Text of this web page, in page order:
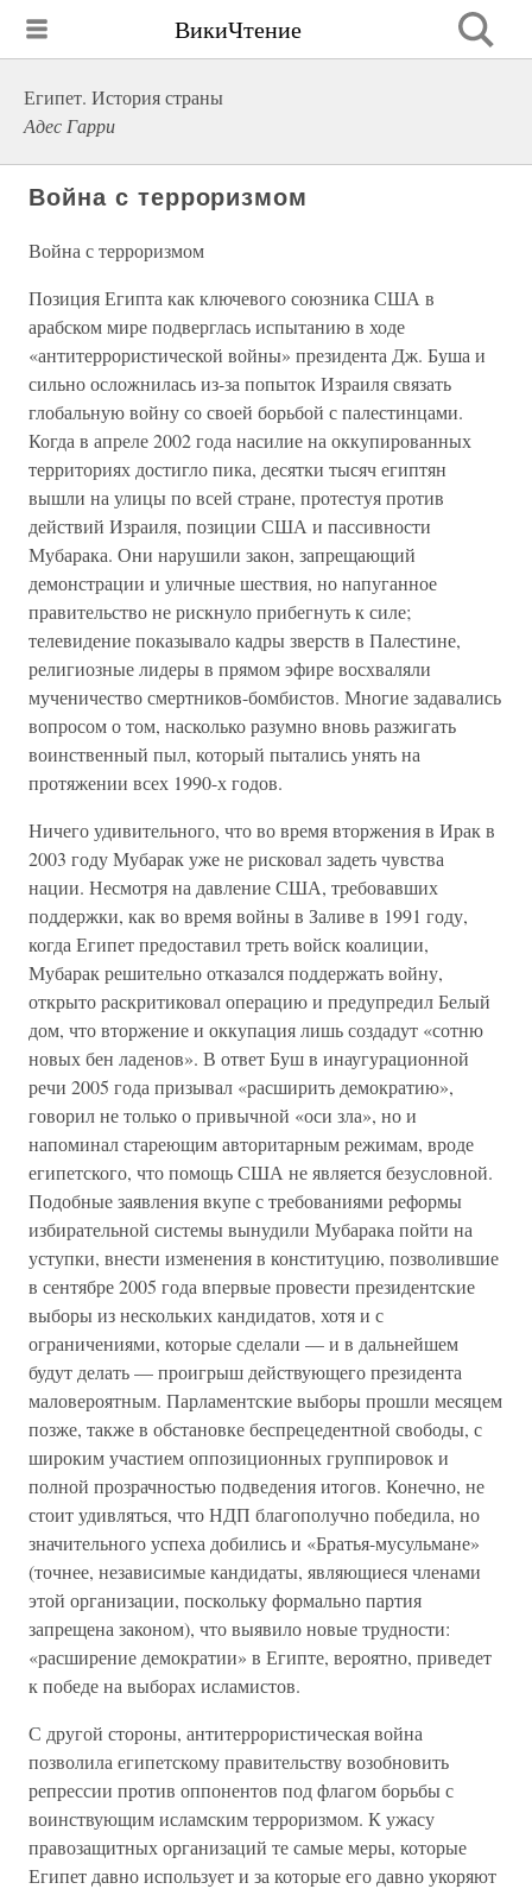
ВикиЧтение
Египет. История страны
Адес Гарри
Война с терроризмом
Война с терроризмом
Позиция Египта как ключевого союзника США в
арабском мире подверглась испытанию в ходе
«антитеррористической войны» президента Дж. Буша и
сильно осложнилась из-за попыток Израиля связать
глобальную войну со своей борьбой с палестинцами.
Когда в апреле 2002 года насилие на оккупированных
территориях достигло пика, десятки тысяч египтян
вышли на улицы по всей стране, протестуя против
действий Израиля, позиции США и пассивности
Мубарака. Они нарушили закон, запрещающий
демонстрации и уличные шествия, но напуганное
правительство не рискнуло прибегнуть к силе;
телевидение показывало кадры зверств в Палестине,
религиозные лидеры в прямом эфире восхваляли
мученичество смертников-бомбистов. Многие задавались
вопросом о том, насколько разумно вновь разжигать
воинственный пыл, который пытались унять на
протяжении всех 1990-х годов.
Ничего удивительного, что во время вторжения в Ирак в
2003 году Мубарак уже не рисковал задеть чувства
нации. Несмотря на давление США, требовавших
поддержки, как во время войны в Заливе в 1991 году,
когда Египет предоставил треть войск коалиции,
Мубарак решительно отказался поддержать войну,
открыто раскритиковал операцию и предупредил Белый
дом, что вторжение и оккупация лишь создадут «сотню
новых бен ладенов». В ответ Буш в инаугурационной
речи 2005 года призывал «расширить демократию»,
говорил не только о привычной «оси зла», но и
напоминал стареющим авторитарным режимам, вроде
египетского, что помощь США не является безусловной.
Подобные заявления вкупе с требованиями реформы
избирательной системы вынудили Мубарака пойти на
уступки, внести изменения в конституцию, позволившие
в сентябре 2005 года впервые провести президентские
выборы из нескольких кандидатов, хотя и с
ограничениями, которые сделали — и в дальнейшем
будут делать — проигрыш действующего президента
маловероятным. Парламентские выборы прошли месяцем
позже, также в обстановке беспрецедентной свободы, с
широким участием оппозиционных группировок и
полной прозрачностью подведения итогов. Конечно, не
стоит удивляться, что НДП благополучно победила, но
значительного успеха добились и «Братья-мусульмане»
(точнее, независимые кандидаты, являющиеся членами
этой организации, поскольку формально партия
запрещена законом), что выявило новые трудности:
«расширение демократии» в Египте, вероятно, приведет
к победе на выборах исламистов.
С другой стороны, антитеррористическая война
позволила египетскому правительству возобновить
репрессии против оппонентов под флагом борьбы с
воинствующим исламским терроризмом. К ужасу
правозащитных организаций те самые меры, которые
Египет давно использует и за которые его давно укоряют